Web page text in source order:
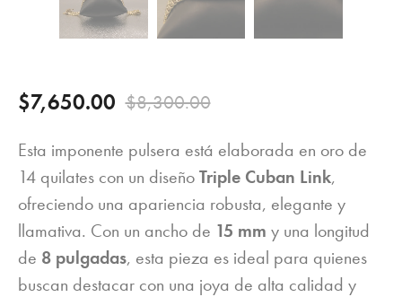
$8,300.00
Original
price
was:
$8,300.00.
$7,650.00
Current
price
is:
$7,650.00.
Esta imponente pulsera está elaborada en oro de
14 quilates con un diseñoTriple Cuban Link,
ofreciendo una apariencia robusta, elegante y
llamativa. Con un ancho de 15 mm y una longitud
de 8 pulgadas, esta pieza es ideal para quienes
buscan destacar con una joya de alta calidad y